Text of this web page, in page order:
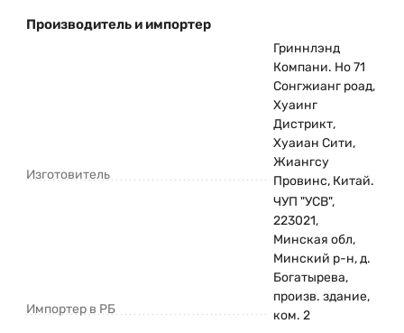
Производитель и импортер
Изготовитель
Гриннлэнд
Компани. Но 71
Сонгжианг роад,
Хуаинг
Дистрикт,
Хуаиан Сити,
Жиангсу
Провинс, Китай.
Импортер в РБ
ЧУП "УСВ",
223021,
Минская обл,
Минский р-н, д.
Богатырева,
произв. здание,
ком. 2